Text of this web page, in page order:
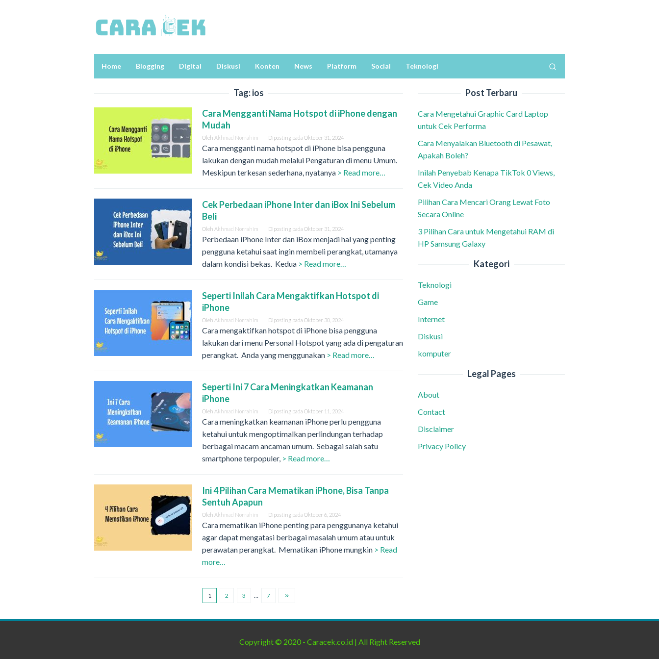
Home Blogging Digital Diskusi Konten News Platform Social Teknologi
Tag:ios
Cara Mengganti Nama Hotspot di iPhone dengan
Mudah
Oleh Akhmad Norrahim Diposting pada Oktober 31, 2024
Cara mengganti nama hotspot di iPhone bisa pengguna
lakukan dengan mudah melalui Pengaturan di menu Umum.
Meskipun terkesan sederhana, nyatanya > Read more…
Cek Perbedaan iPhone Inter dan iBox Ini Sebelum
Beli
Oleh Akhmad Norrahim Diposting pada Oktober 31, 2024
Perbedaan iPhone Inter dan iBox menjadi hal yang penting
pengguna ketahui saat ingin membeli perangkat, utamanya
dalam kondisi bekas. Kedua > Read more…
Seperti Inilah Cara Mengaktifkan Hotspot di
iPhone
Oleh Akhmad Norrahim Diposting pada Oktober 30, 2024
Cara mengaktifkan hotspot di iPhone bisa pengguna
lakukan dari menu Personal Hotspot yang ada di pengaturan
perangkat. Anda yang menggunakan > Read more…
Seperti Ini 7 Cara Meningkatkan Keamanan
iPhone
Oleh Akhmad Norrahim Diposting pada Oktober 11, 2024
Cara meningkatkan keamanan iPhone perlu pengguna
ketahui untuk mengoptimalkan perlindungan terhadap
berbagai macam ancaman umum. Sebagai salah satu
smartphone terpopuler, > Read more…
Ini 4 Pilihan Cara Mematikan iPhone, Bisa Tanpa
Sentuh Apapun
Oleh Akhmad Norrahim Diposting pada Oktober 6, 2024
Cara mematikan iPhone penting para penggunanya ketahui
agar dapat mengatasi berbagai masalah umum atau untuk
perawatan perangkat. Mematikan iPhone mungkin > Read
more…
1 2 3 … 7
Post Terbaru
Cara Mengetahui Graphic Card Laptop
untuk Cek Performa
Cara Menyalakan Bluetooth di Pesawat,
Apakah Boleh?
Inilah Penyebab Kenapa TikTok 0 Views,
Cek Video Anda
Pilihan Cara Mencari Orang Lewat Foto
Secara Online
3 Pilihan Cara untuk Mengetahui RAM di
HP Samsung Galaxy
Kategori
Teknologi
Game
Internet
Diskusi
komputer
Legal Pages
About
Contact
Disclaimer
Privacy Policy
Copyright © 2020 - Caracek.co.id | All Right Reserved